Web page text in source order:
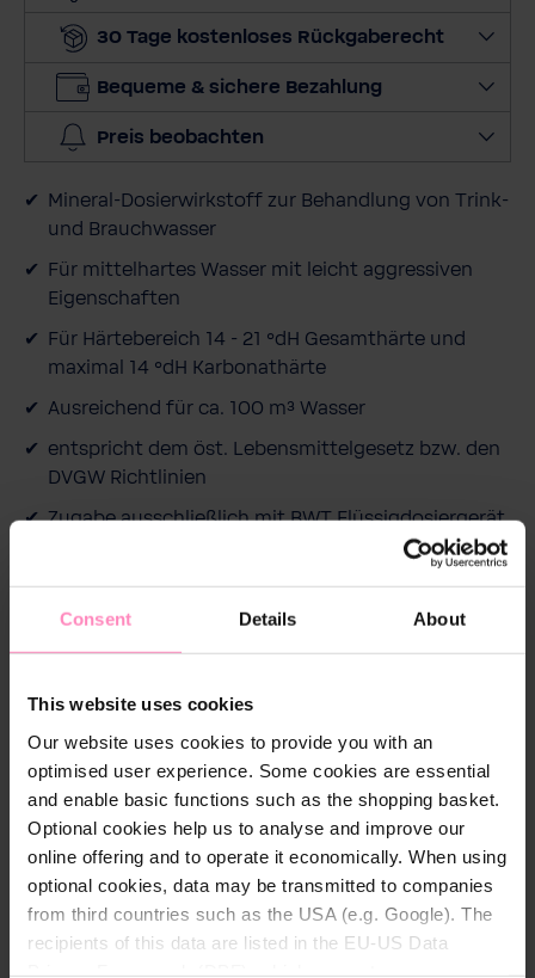
Consent Details About
This website uses cookies
Our website uses cookies to provide you with an
optimised user experience. Some cookies are essential
and enable basic functions such as the shopping basket.
Optional cookies help us to analyse and improve our
online offering and to operate it economically. When using
optional cookies, data may be transmitted to companies
from third countries such as the USA (e.g. Google). The
recipients of this data are listed in the EU-US Data
e
g
s
30 Tage kostenloses Rückgaberecht
Bequeme & sichere Bezahlung
Preis beobachten
Mineral-Dosierwirkstoff zur Behandlung von Trink-
und Brauchwasser
Für mittelhartes Wasser mit leicht aggressiven
Eigenschaften
Für Härtebereich 14 - 21 °dH Gesamthärte und
maximal 14 °dH Karbonathärte
Ausreichend für ca. 100 m³ Wasser
entspricht dem öst. Lebensmittelgesetz bzw. den
DVGW Richtlinien
Zugabe ausschließlich mit BWT Flüssigdosiergerät
Einsetzbar bis 65°C Wassertemperatur
Im praktischen Abo versandkostenfrei! Abo kann
flexibel und jederzeit gekündigt werden.
Generell sollen Wasserbehandlungsmaßnahmen auf
die zu erwartende oder bereits aufgetretene
Korrosionsart, die Installations- und
Betriebsbedingungen sowie die